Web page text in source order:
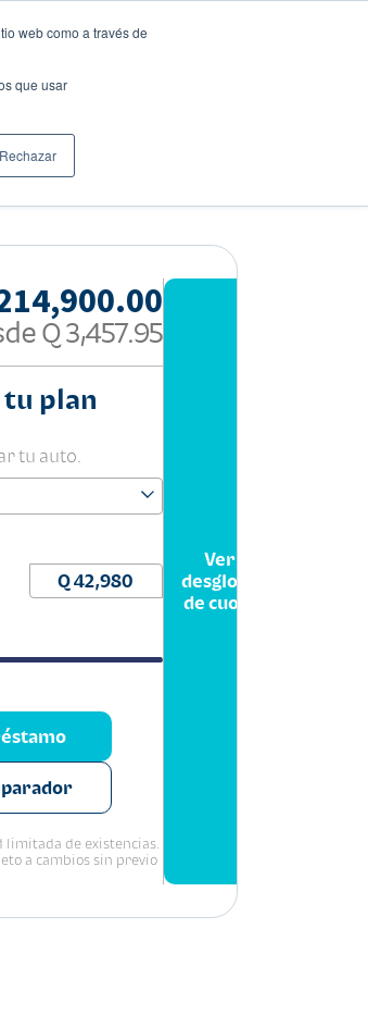
web como a través de
que usar
Rechazar
Q 3,457.95
tu plan
tu auto.
limitada de existencias.
a cambios sin previo
Ver
desglose
de cuota